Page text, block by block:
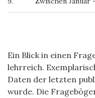
Ein Blick in einen
lehrreich.
Daten der letzten
wurde. Die